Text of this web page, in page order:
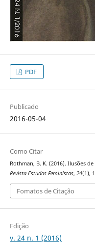
PDF
Publicado
2016-05-04
Como Citar
Rothman, B. K. (2016). Ilusões
Revista Estudos Feministas, 24(1),
Fomatos de Citação
Edição
v. 24 n. 1 (2016)